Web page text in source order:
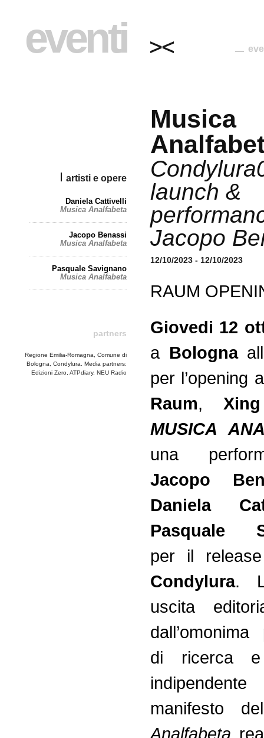
eventi
artisti e opere
Daniela Cattivelli
Musica Analfabeta
Jacopo Benassi
Musica Analfabeta
Pasquale Savignano
Musica Analfabeta
partners
Regione Emilia-Romagna, Comune di
Bologna, Condylura. Media partners:
Edizioni Zero, ATPdiary, NEU Radio
Musica
launch &
Jacopo
12/10/2023 - 12/10/2023
RAUM
Giovedi 12
aBologna
per l’opening
Raum,
MUSICA
una
Jacopo
Daniela
Pasquale
per il
Condylura.
uscita
dall’omonima
di ricerca e
manifesto
Analfabeta